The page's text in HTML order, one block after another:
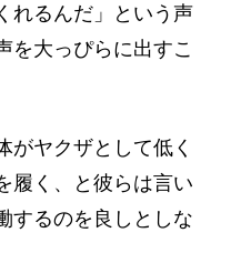
れるんだ」という声
を大っぴらに出すこ
がヤクザとして低く
履く、と彼らは言い
するのを良しとしな